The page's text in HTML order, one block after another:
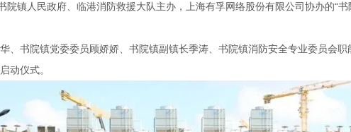
院镇人民政府、临港消防救援大队主办，上海有孚网络股份有限公司协办的“
、书院镇党委委员顾娇娇、书院镇副镇长季涛、书院镇消防安全专业委员会
动仪式。